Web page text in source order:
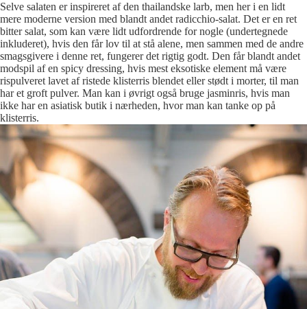
Selve salaten er inspireret af den thailandske larb, men her i en lidt
mere moderne version med blandt andet radicchio-salat. Det er en ret
bitter salat, som kan være lidt udfordrende for nogle (undertegnede
inkluderet), hvis den får lov til at stå alene, men sammen med de andre
smagsgivere i denne ret, fungerer det rigtig godt. Den får blandt andet
modspil af en spicy dressing, hvis mest eksotiske element må være
rispulveret lavet af ristede klisterris blendet eller stødt i morter, til man
har et groft pulver. Man kan i øvrigt også bruge jasminris, hvis man
ikke har en asiatisk butik i nærheden, hvor man kan tanke op på
klisterris.